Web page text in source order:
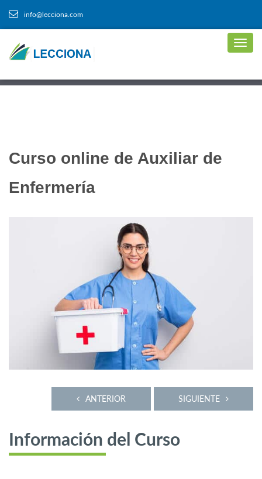
info@lecciona.com
Curso online de Auxiliar de
Enfermería
SIGUIENTE
ANTERIOR
Información del Curso